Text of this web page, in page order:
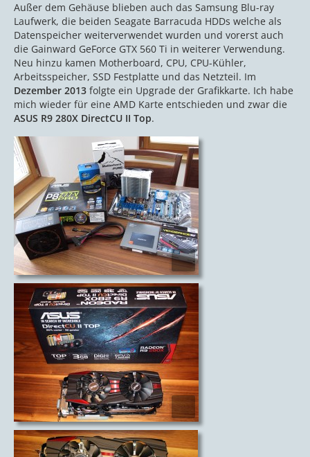
Außer dem Gehäuse blieben auch das Samsung Blu-ray
Laufwerk, die beiden Seagate Barracuda HDDs welche als
Datenspeicher weiterverwendet wurden und vorerst auch
die Gainward GeForce GTX 560 Ti in weiterer Verwendung.
Neu hinzu kamen Motherboard, CPU, CPU-Kühler,
Arbeitsspeicher, SSD Festplatte und das Netzteil. Im
Dezember 2013 folgte ein Upgrade der Grafikkarte. Ich habe
mich wieder für eine AMD Karte entschieden und zwar die
ASUS R9 280X DirectCU II Top.